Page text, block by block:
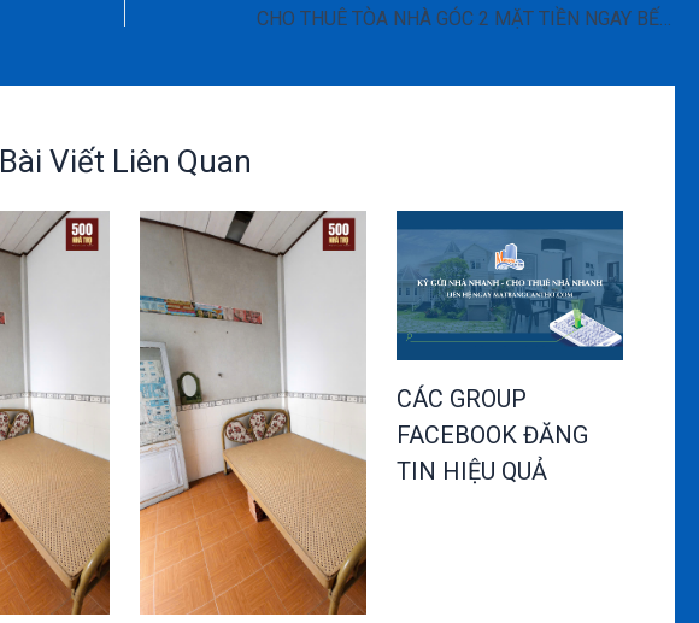
CHO THUÊ TÒA NHÀ GÓC 2 MẶT TIỀN NGAY BẾN NINH KIỀU, TRUNG TÂM CẦN THƠ
Bài Viết Liên Quan
CÁC GROUP
FACEBOOK ĐĂNG
TIN HIỆU QUẢ